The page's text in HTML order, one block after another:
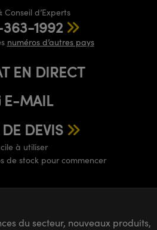
Conseil d’Experts
1992
numéros d’autres pays
EN DIRECT
E-MAIL
DEVIS
à utiliser
de stock pour commencer
du secteur, nouveaux produits,